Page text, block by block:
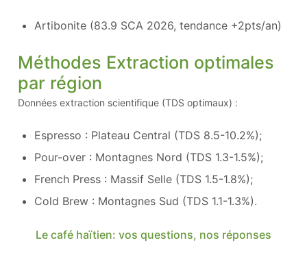
Artibonite (83.9 SCA 2026, tendance +2pts/an)
Méthodes Extraction optimales
par région
Données extraction scientifique (TDS optimaux) :
Espresso : Plateau Central (TDS 8.5-10.2%);
Pour-over : Montagnes Nord (TDS 1.3-1.5%);
French Press : Massif Selle (TDS 1.5-1.8%);
Cold Brew : Montagnes Sud (TDS 1.1-1.3%).
Le café haïtien: vos questions, nos réponses